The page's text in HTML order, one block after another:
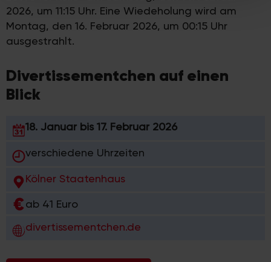
weiteren Daten zusammen, die Sie ihnen bereitgestellt
haben oder die sie im Rahmen Ihrer Nutzung der Dienste
gesammelt haben.
2026, um 11:15 Uhr. Eine Wiedeholung wird am
Montag, den 16. Februar 2026, um 00:15 Uhr
ausgestrahlt.
Divertissementchen auf einen
Blick
18. Januar bis 17. Februar 2026
verschiedene Uhrzeiten
Kölner Staatenhaus
ab 41 Euro
divertissementchen.de